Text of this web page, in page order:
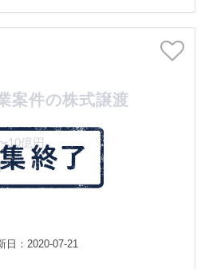
案件の株式譲渡
10億円
〜
日：2020-07-21